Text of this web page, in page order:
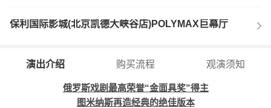
保利国际影城(北京凯德大峡谷店)POLYMAX巨幕厅
演出介绍 购买流程 观演须知
俄罗斯戏剧最高荣誉“金面具奖”得主
图米纳斯再造经典的绝佳版本